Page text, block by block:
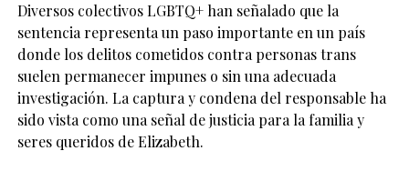
Diversos colectivos LGBTQ+ han señalado que la
sentencia representa un paso importante en un país
donde los delitos cometidos contra personas trans
suelen permanecer impunes o sin una adecuada
investigación. La captura y condena del responsable ha
sido vista como una señal de justicia para la familia y
seres queridos de Elizabeth.